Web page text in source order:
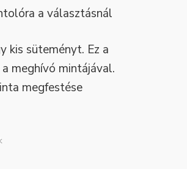
a választásnál
kis süteményt. Ez a
meghívó mintájával.
megfestése